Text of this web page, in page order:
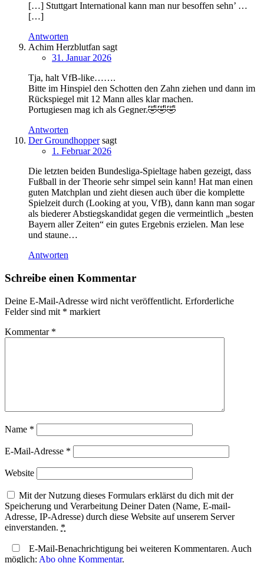
[…] Stuttgart International kann man nur besoffen sehn’ …
[…]
Antworten
Achim Herzblutfan sagt
31. Januar 2026
Tja, halt VfB-like…….
Bitte im Hinspiel den Schotten den Zahn ziehen und dann im
Rückspiegel mit 12 Mann alles klar machen.
Portugiesen mag ich als Gegner.🤣🤣🤣
Antworten
Der Groundhopper sagt
1. Februar 2026
Die letzten beiden Bundesliga-Spieltage haben gezeigt, dass
Fußball in der Theorie sehr simpel sein kann! Hat man einen
guten Matchplan und zieht diesen auch über die komplette
Spielzeit durch (Looking at you, VfB), dann kann man sogar
als biederer Abstiegskandidat gegen die vermeintlich „besten
Bayern aller Zeiten“ ein gutes Ergebnis erzielen. Man lese
und staune…
Antworten
Schreibe einen Kommentar
Deine E-Mail-Adresse wird nicht veröffentlicht. Erforderliche
Felder sind mit * markiert
Kommentar *
Name *
E-Mail-Adresse *
Website
Mit der Nutzung dieses Formulars erklärst du dich mit der
Speicherung und Verarbeitung Deiner Daten (Name, E-mail-
Adresse, IP-Adresse) durch diese Website auf unserem Server
einverstanden. *
E-Mail-Benachrichtigung bei weiteren Kommentaren. Auch
möglich: Abo ohne Kommentar.